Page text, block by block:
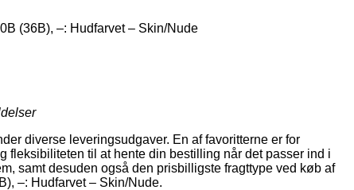
(36B), –: Hudfarvet – Skin/Nude
diverse leveringsudgaver. En af favoritterne er for
fleksibiliteten til at hente din bestilling når det passer ind i
samt desuden også den prisbilligste fragttype ved køb af
–: Hudfarvet – Skin/Nude.